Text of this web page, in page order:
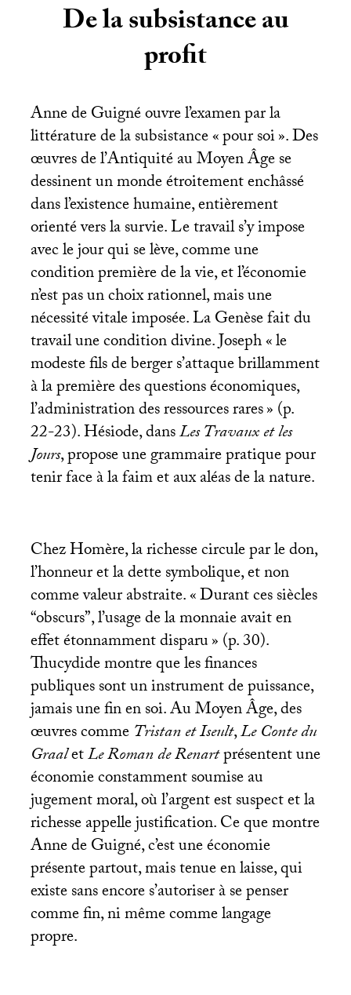
De la subsistance au
profit
Anne de Guigné ouvre l’examen par la
littérature de la subsistance «pour soi». Des
œuvres de l’Antiquité au Moyen Âge se
dessinent un monde étroitement enchâssé
dans l’existence humaine, entièrement
orienté vers la survie. Le travail s’y impose
avec le jour qui se lève, comme une
condition première de la vie, et l’économie
n’est pas un choix rationnel, mais une
nécessité vitale imposée. La Genèse fait du
travail une condition divine. Joseph «le
modeste fils de berger s’attaque brillamment
à la première des questions économiques,
l’administration des ressources rares» (p.
22-23). Hésiode, dansLes Travaux et les
Jours, propose une grammaire pratique pour
tenir face à la faim et aux aléas de la nature.
Chez Homère, la richesse circule par le don,
l’honneur et la dette symbolique, et non
comme valeur abstraite. «Durant ces siècles
“obscurs”, l’usage de la monnaie avait en
effet étonnamment disparu» (p. 30).
Thucydide montre que les finances
publiques sont un instrument de puissance,
jamais une fin en soi. Au Moyen Âge, des
œuvres commeTristan et Iseult,Le Conte du
GraaletLe Roman de Renartprésentent une
économie constamment soumise au
jugement moral, où l’argent est suspect et la
richesse appelle justification. Ce que montre
Anne de Guigné, c’est une économie
présente partout, mais tenue en laisse, qui
existe sans encore s’autoriser à se penser
comme fin, ni même comme langage
propre.